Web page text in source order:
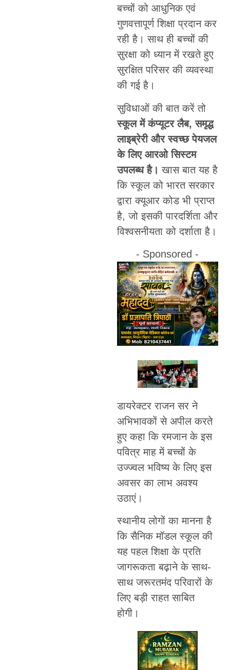
बच्चों को आधुनिक एवं
गुणवत्तापूर्ण शिक्षा प्रदान कर
रही है। साथ ही बच्चों की
सुरक्षा को ध्यान में रखते हुए
सुरक्षित परिसर की व्यवस्था
की गई है।
सुविधाओं की बात करें तो
स्कूल में कंप्यूटर लैब, समृद्ध
लाइब्रेरी और स्वच्छ पेयजल
के लिए आरओ सिस्टम
उपलब्ध है। खास बात यह है
कि स्कूल को भारत सरकार
द्वारा क्यूआर कोड भी प्राप्त
है, जो इसकी पारदर्शिता और
विश्वसनीयता को दर्शाता है।
- Sponsored -
डायरेक्टर राजन सर ने
अभिभावकों से अपील करते
हुए कहा कि रमजान के इस
पवित्र माह में बच्चों के
उज्ज्वल भविष्य के लिए इस
अवसर का लाभ अवश्य
उठाएं।
स्थानीय लोगों का मानना है
कि सैनिक मॉडल स्कूल की
यह पहल शिक्षा के प्रति
जागरूकता बढ़ाने के साथ-
साथ जरूरतमंद परिवारों के
लिए बड़ी राहत साबित
होगी।